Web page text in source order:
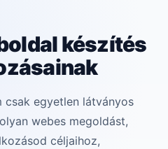
készítés
csak egyetlen látványos
webes megoldást,
céljaihoz,